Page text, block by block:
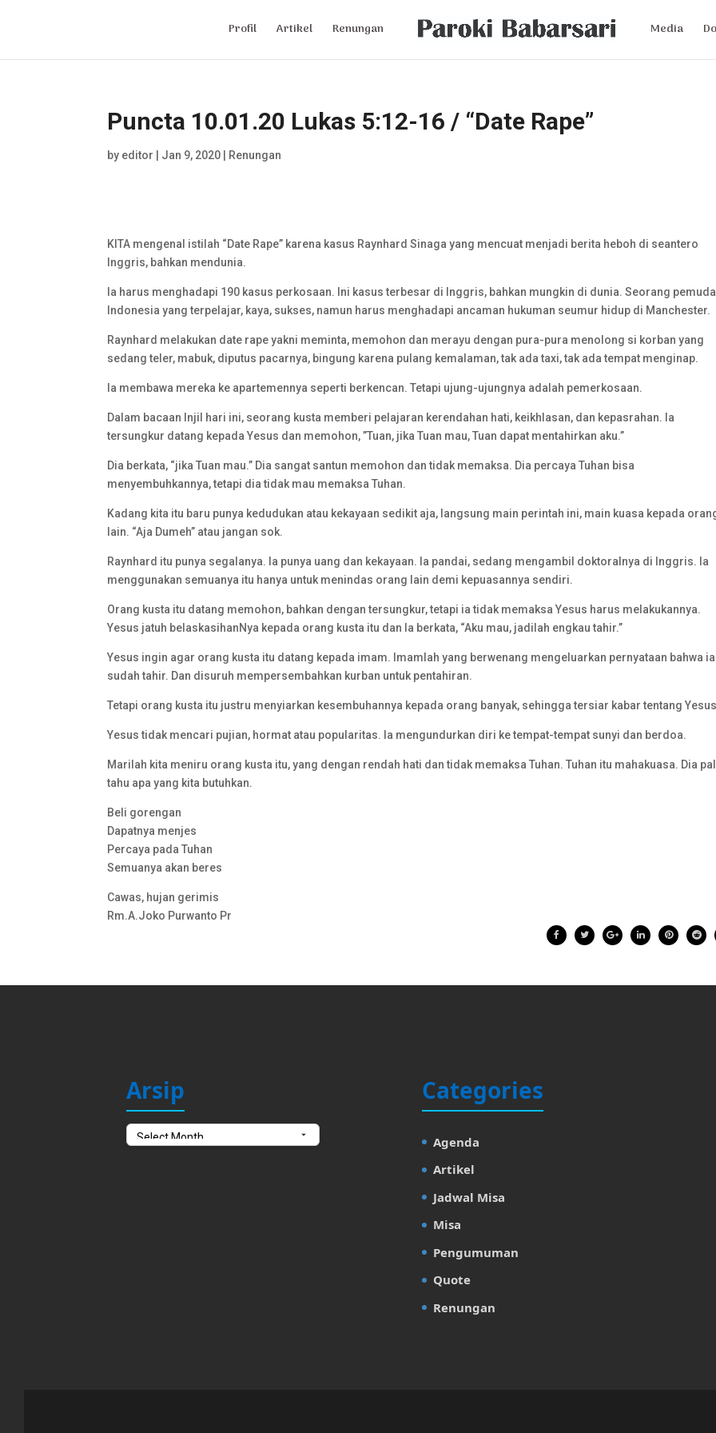
Profil Artikel Renungan Media
Puncta 10.01.20 Lukas 5:12-16 / “Date Rape”
by editor Jan 9, 2020 Renungan
KITA mengenal istilah “Date Rape” karena kasus Raynhard Sinaga yang mencuat menjadi berita heboh di seantero
Inggris, bahkan mendunia.
Ia harus menghadapi 190 kasus perkosaan. Ini kasus terbesar di Inggris, bahkan mungkin di dunia. Seorang pemuda
Indonesia yang terpelajar, kaya, sukses, namun harus menghadapi ancaman hukuman seumur hidup di Manchester.
Raynhard melakukan date rape yakni meminta, memohon dan merayu dengan pura-pura menolong si korban yang
sedang teler, mabuk, diputus pacarnya, bingung karena pulang kemalaman, tak ada taxi, tak ada tempat menginap.
Ia membawa mereka ke apartemennya seperti berkencan. Tetapi ujung-ujungnya adalah pemerkosaan.
Dalam bacaan Injil hari ini, seorang kusta memberi pelajaran kerendahan hati, keikhlasan, dan kepasrahan. Ia
tersungkur datang kepada Yesus dan memohon, ”Tuan, jika Tuan mau, Tuan dapat mentahirkan aku.”
Dia berkata, “jika Tuan mau.” Dia sangat santun memohon dan tidak memaksa. Dia percaya Tuhan bisa
menyembuhkannya, tetapi dia tidak mau memaksa Tuhan.
Kadang kita itu baru punya kedudukan atau kekayaan sedikit aja, langsung main perintah ini, main kuasa kepada
lain. “Aja Dumeh” atau jangan sok.
Raynhard itu punya segalanya. Ia punya uang dan kekayaan. Ia pandai, sedang mengambil doktoralnya di Inggris. Ia
menggunakan semuanya itu hanya untuk menindas orang lain demi kepuasannya sendiri.
Orang kusta itu datang memohon, bahkan dengan tersungkur, tetapi ia tidak memaksa Yesus harus melakukannya.
Yesus jatuh belaskasihanNya kepada orang kusta itu dan Ia berkata, “Aku mau, jadilah engkau tahir.”
Yesus ingin agar orang kusta itu datang kepada imam. Imamlah yang berwenang mengeluarkan pernyataan bahwa ia
sudah tahir. Dan disuruh mempersembahkan kurban untuk pentahiran.
Tetapi orang kusta itu justru menyiarkan kesembuhannya kepada orang banyak, sehingga tersiar kabar tentang
Yesus tidak mencari pujian, hormat atau popularitas. Ia mengundurkan diri ke tempat-tempat sunyi dan berdoa.
Marilah kita meniru orang kusta itu, yang dengan rendah hati dan tidak memaksa Tuhan. Tuhan itu mahakuasa. Dia
tahu apa yang kita butuhkan.
Beli gorengan
Dapatnya menjes
Percaya pada Tuhan
Semuanya akan beres
Cawas, hujan gerimis
Rm.A.Joko Purwanto Pr
Arsip Categories
Agenda
Artikel
Jadwal Misa
Misa
Pengumuman
Quote
Renungan